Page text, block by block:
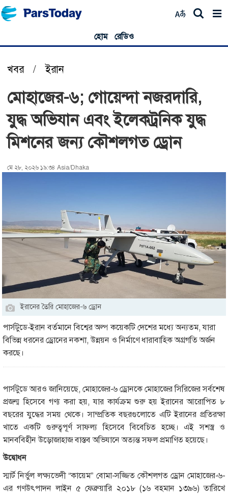
হোম রেডিও
খবর / ইরান
মোহাজের-৬; গোয়েন্দা নজরদারি,
যুদ্ধ অভিযান এবং ইলেকট্রনিক যুদ্ধ
মিশনের জন্য কৌশলগত ড্রোন
মে ২৮, ২০২৬ ১৯:৩৪ Asia/Dhaka
ইরানের তৈরি মোহাজের-৬ ড্রোন
পার্সটুডে-ইরান বর্তমানে বিশ্বের অল্প কয়েকটি দেশের মধ্যে অন্যতম, যারা
বিভিন্ন ধরনের ড্রোনের নকশা, উন্নয়ন ও নির্মাণে ধারাবাহিক অগ্রগতি অর্জন
করছে।
পার্সটুডে আরও জানিয়েছে, মোহাজের-৬ ড্রোনকে মোহাজের সিরিজের সর্বশেষ
প্রজন্ম হিসেবে গণ্য করা হয়, যার কার্যক্রম শুরু হয় ইরানের আরোপিত ৮
বছরের যুদ্ধের সময় থেকে। সাম্প্রতিক বছরগুলোতে এটি ইরানের প্রতিরক্ষা
খাতে একটি গুরুত্বপূর্ণ সাফল্য হিসেবে বিবেচিত হচ্ছে। এই সশস্ত্র ও
মানববিহীন উড়োজাহাজ বাস্তব অভিযানে অত্যন্ত সফল প্রমাণিত হয়েছে।
উদ্বোধন
স্মার্ট নির্ভুল লক্ষ্যভেদী “কায়েম” বোমা-সজ্জিত কৌশলগত ড্রোন মোহাজের-৬-
এর গণউৎপাদন লাইন ৫ ফেব্রুয়ারি ২০১৮ (১৬ বহমান ১৩৯৬) তারিখে